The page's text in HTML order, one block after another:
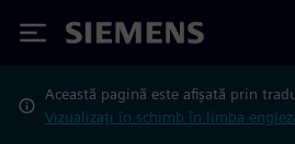
Siemens
Această pagină este afișată prin
Vizualizați în schimb în limba